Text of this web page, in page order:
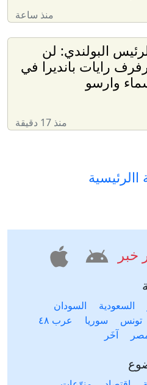
منذ ساعة
البولندي: لن
رايات بانديرا في
وارسو
منذ 17 دقيقة
خبر
السعودية
السودان
تونس سوريا
عرب ٤٨
آخَر